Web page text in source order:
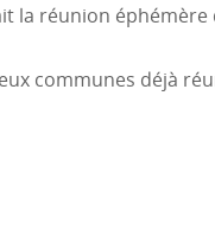
la réunion
communes déjà